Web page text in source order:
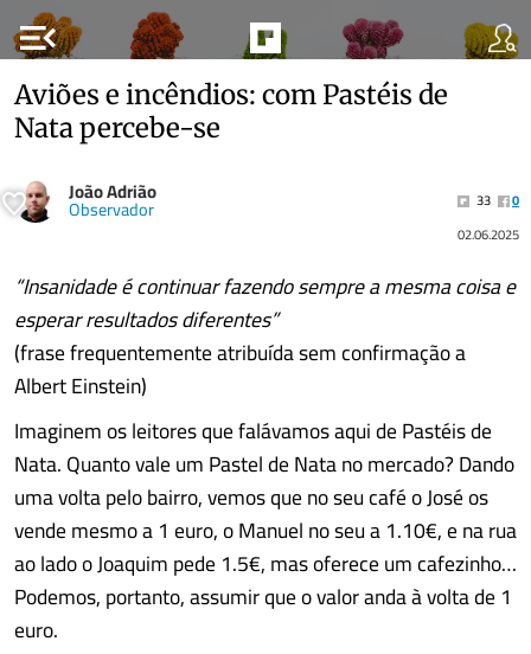
menu_open
Aviões e incêndios: com Pastéis de
Nata percebe-se
João Adrião
Observador 33
0
02.06.2025
“Insanidade é continuar fazendo sempre a mesma coisa e
esperar resultados diferentes”
(frase frequentemente atribuída sem confirmação a
Albert Einstein)
Imaginem os leitores que falávamos aqui de Pastéis de
Nata. Quanto vale um Pastel de Nata no mercado? Dando
uma volta pelo bairro, vemos que no seu café o José os
vende mesmo a 1 euro, o Manuel no seu a 1.10€, e na rua
ao lado o Joaquim pede 1.5€, mas oferece um cafezinho…
Podemos, portanto, assumir que o valor anda à volta de 1
euro.